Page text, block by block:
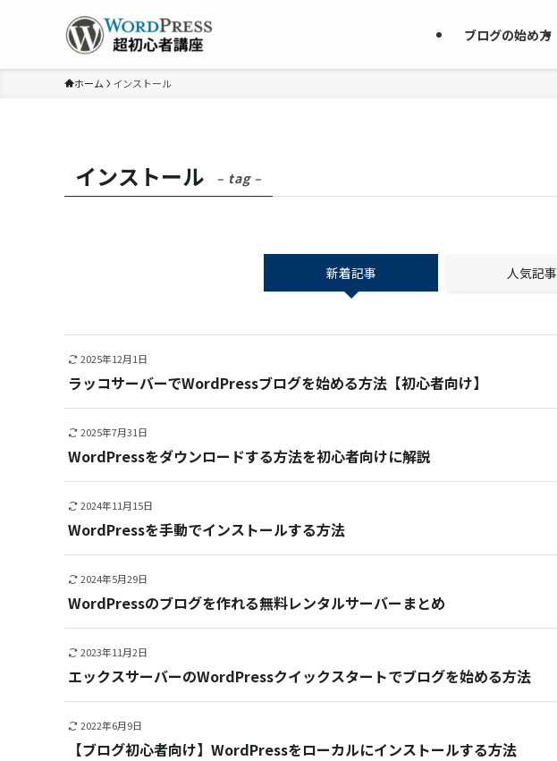
ブログの始め方
ホーム インストール
インストール – tag –
新着記事 人気記事
2025年12月1日
ラッコサーバーでWordPressブログを始める方法【初心者向け】
2025年7月31日
WordPressをダウンロードする方法を初心者向けに解説
2024年11月15日
WordPressを手動でインストールする方法
2024年5月29日
WordPressのブログを作れる無料レンタルサーバーまとめ
2023年11月2日
エックスサーバーのWordPressクイックスタートでブログを始める方法
2022年6月9日
【ブログ初心者向け】WordPressをローカルにインストールする方法